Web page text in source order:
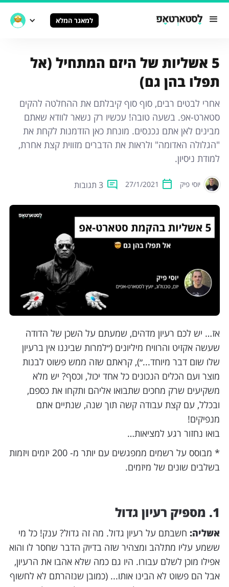
למאגר המלא
5 אשליות של היזם המתחיל (אל
תפלו בהן גם)
אחרי לבטים רבים, סוף סוף קיבלתם את ההחלטה להקים
סטארט-אפ. בשעה טובה! עכשיו רק נשאר לוודא שאתם
מבינים לאן אתם נכנסים. מונחת כאן הזדמנות לקחת את
"הגלולה האדומה" ולראות את הדברים מזווית קצת אחרת,
למודת ניסיון.
יוסי פיק 27/1/2021 3 תגובות
אז… יש לכם רעיון מדהים, שמעתם על השכן של הדודה
שעשה אקזיט והרוויח מיליונים (״למרות שביננו אין ברעיון
שלו שום דבר מיוחד...״), קראתם שזה ממש פשוט לבנות
מוצר ועם הכלים הנכונים כל אחד יכול, וכסף? יש מלא
משקיעים שרק מחכים שתבואו אליהם ותקחו את כספם,
ובכלל, עם קצת עבודה קשה תוך שנה, שנתיים אתם
מנפיקים!
בואו נחזור רגע למציאות…
* מבוסס על רשמים ממפגשים עם יותר מ- 200 יזמים ויזמות
בשלבים שונים של מיזמים.
1. מספיק רעיון גדול
אשליה: חשבתם על רעיון גדול. מה זה גדול? ענק! כל מי
ששמע עליו מתלהב ומצהיר שזה בדיוק הדבר שחסר לו והוא
אפילו מוכן לשלם עבורו. היו גם כמה שלא אהבו את הרעיון,
אבל הם פשוט לא הבינו אותו... (כמובן שנזהרתם לא לחשוף